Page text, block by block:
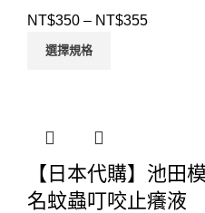
NT$350 – NT$355
選擇規格
【日本代購】池田
名蚊蟲叮咬止癢液